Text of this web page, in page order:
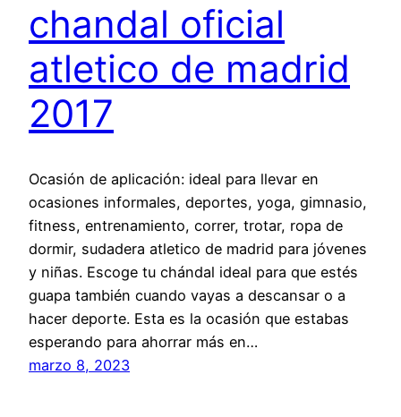
chandal oficial
atletico de madrid
2017
Ocasión de aplicación: ideal para llevar en
ocasiones informales, deportes, yoga, gimnasio,
fitness, entrenamiento, correr, trotar, ropa de
dormir, sudadera atletico de madrid para jóvenes
y niñas. Escoge tu chándal ideal para que estés
guapa también cuando vayas a descansar o a
hacer deporte. Esta es la ocasión que estabas
esperando para ahorrar más en…
marzo 8, 2023